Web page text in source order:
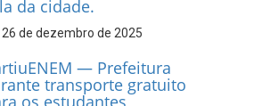
de fevereiro de 2026
de Tamandaré
apoio aos
de materiais